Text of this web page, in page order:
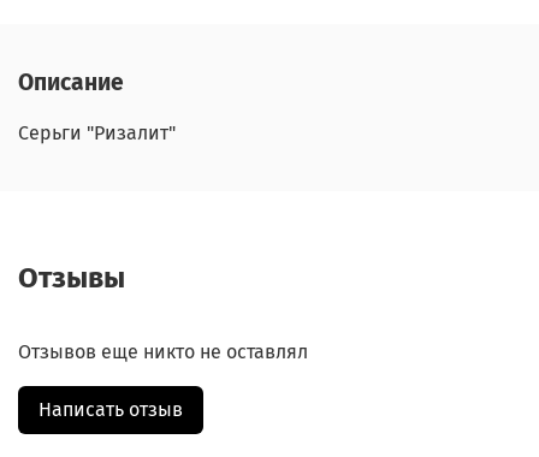
Описание
Серьги "Ризалит"
Отзывы
Отзывов еще никто не оставлял
Написать отзыв